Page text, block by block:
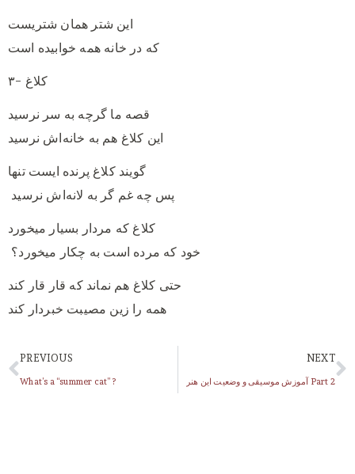
این شتر همان شتریست
که در خانه همه خوابیده است
۳- کلاغ
قصه ما گرچه به سر نرسید
این کلاغ هم به خانه‌اش نرسید
گویند کلاغ پرنده ایست تنها
پس چه غم گر به لانه‌اش نرسید
کلاغ که مردار بسیار میخورد
خود که مرده است به چکار میخورد؟
حتی کلاغ هم نماند که قار قار کند
همه را زین مصیبت خبردار کند
PREVIOUS
What’s a “summer cat” ?
NEXT
آموزش موسیقی و وضعیت این هنر Part 2